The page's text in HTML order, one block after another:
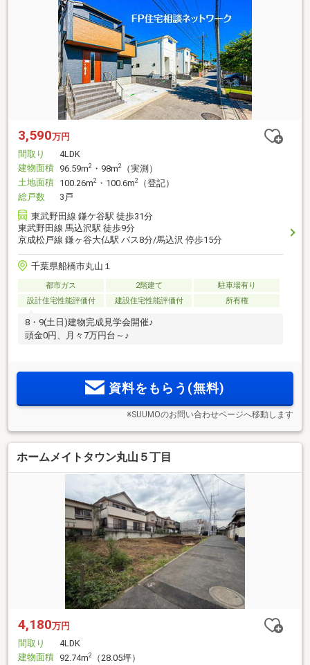
3,590万円
間取り
4LDK
建物面積 96.59m2 ・98m2
（実測）
土地面積 100.26m2 ・100.6m2
（登記）
総戸数
3戸
東武野田線 鎌ケ谷駅 徒歩31分
東武野田線 馬込沢駅 徒歩9分
京成松戸線 鎌ヶ谷大仏駅 バス8分/馬込沢 停歩15分
千葉県船橋市丸山１
都市ガス 2階建て
駐車場有り
設計住宅性能評価付
建設住宅性能評価付 所有権
8・9(土日)建物完成見学会開催♪
頭金0円、月々7万円台～♪
資料をもらう(無料)
※SUUMOのお問い合わせページへ移動します
ホームメイトタウン丸山５丁目
4,180万円
間取り
4LDK
建物面積 92.74m2
（28.05坪）